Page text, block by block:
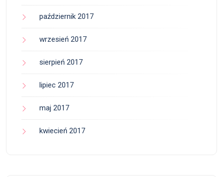
październik 2017
wrzesień 2017
sierpień 2017
lipiec 2017
maj 2017
kwiecień 2017